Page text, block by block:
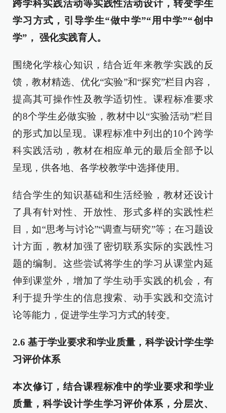
跨学科实践活动等实践性活动设计，转变学生
学习方式，引导学生“做中学”“用中学”“创中
学”， 强化实践育人。
围绕化学核心知识，结合近年来教学实践的反
馈，教材精选、优化“实验”和“探究”栏目内容，
提高其可操作性及教学适切性。课程标准要求
的8个学生必做实验，教材中以“实验活动”栏目
的形式加以呈现。课程标准中列出的10个跨学
科实践活动，教材在相应单元的最后全部予以
呈现，供各地、各学校教学中选择使用。
结合学生的知识基础和生活经验，教材还设计
了具有针对性、开放性、形式多样的实践性栏
目，如“思考与讨论”“调查与研究”等；在习题设
计方面，教材加强了密切联系实际的实践性习
题的编制。这些尝试将学生的学习从课堂内延
伸到课堂外，增加了学生动手实践的机会，有
利于提升学生的信息搜索、动手实践和交流讨
论等能力，促进学生学习方式的转变。
2.6 基于学业要求和学业质量，科学设计学生学
习评价体系
本次修订，结合课程标准中的学业要求和学业
质量，科学设计学生学习评价体系，分层次、